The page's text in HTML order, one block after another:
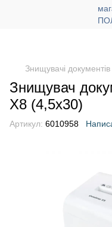
Знищувачі
Знищувач
X8 (4,5x30)
Артикул: 6010958